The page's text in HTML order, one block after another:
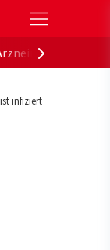
der
infiziert